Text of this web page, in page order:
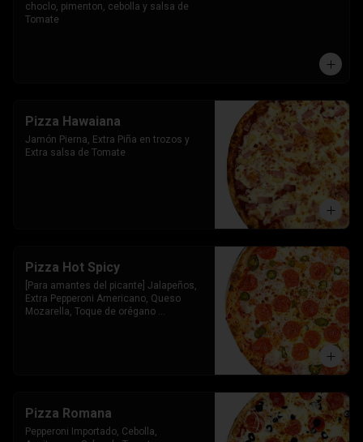
choclo, pimenton, cebolla y salsa de
Tomate
Pizza Hawaiana
Jamón Pierna, Extra Piña en trozos y
Extra salsa de Tomate
Pizza Hot Spicy
[Para amantes del picante] Jalapeños,
Extra Pepperoni Americano, Queso
Mozarella, Toque de orégano
Pizza Romana
Pepperoni Importado, Cebolla,